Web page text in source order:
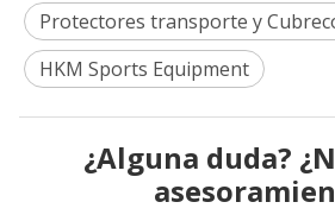
Protectores transporte y
HKM Sports Equipment
¿Alguna duda?